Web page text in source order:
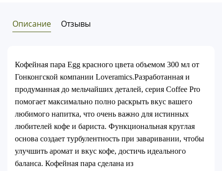
Описание Отзывы
Кофейная пара Egg красного цвета объемом 300 мл от
Гонконгской компании Loveramics.Разработанная и
продуманная до мельчайших деталей, серия Coffee Pro
помогает максимально полно раскрыть вкус вашего
любимого напитка, что очень важно для истинных
любителей кофе и бариста. Функциональная круглая
основа создает турбулентность при заваривании, чтобы
улучшить аромат и вкус кофе, достичь идеального
баланса. Кофейная пара сделана из